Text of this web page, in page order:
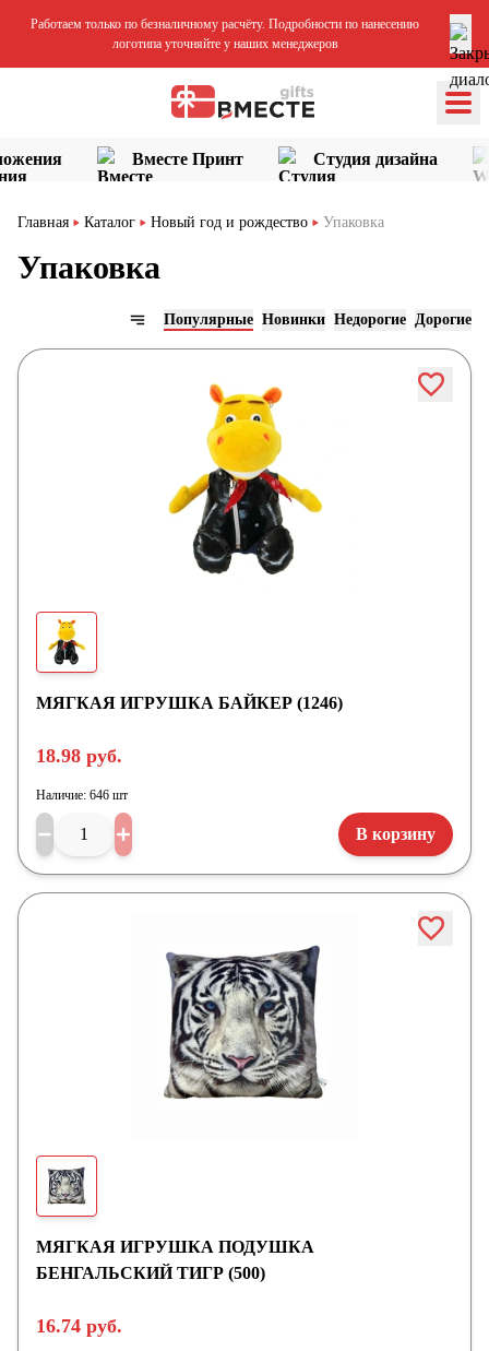
Работаем только по безналичному расчёту. Подробности по нанесению
логотипа уточняйте у наших менеджеров
Вместе Принт Студия дизайна
Главная Каталог Новый год и рождество Упаковка
Упаковка
Популярные Новинки Недорогие Дорогие
МЯГКАЯ ИГРУШКА БАЙКЕР (1246)
18.98 руб.
Наличие: 646 шт
В корзину
МЯГКАЯ ИГРУШКА ПОДУШКА
БЕНГАЛЬСКИЙ ТИГР (500)
16.74 руб.